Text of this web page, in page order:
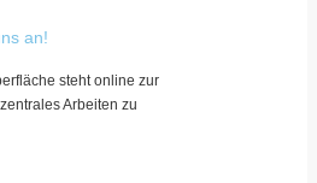
an!
steht online zur
Arbeiten zu